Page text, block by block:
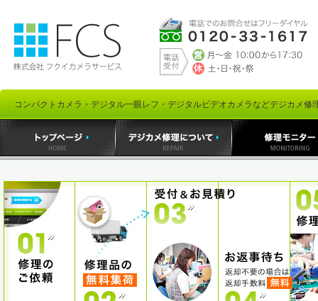
コンパクトカメラ・デジタル一眼レフ・デジタルビデオカメラなどデジカメ修